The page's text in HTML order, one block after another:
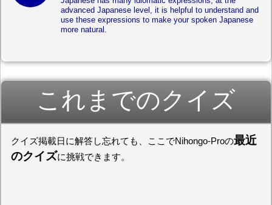
advanced Japanese level, it is helpful to understand and
use these expressions to make your spoken Japanese
more natural.
これまでのクイズ
クイズ掲載日に解答し忘れても、ここでNihongo-Proの最近
のクイズに挑戦できます。